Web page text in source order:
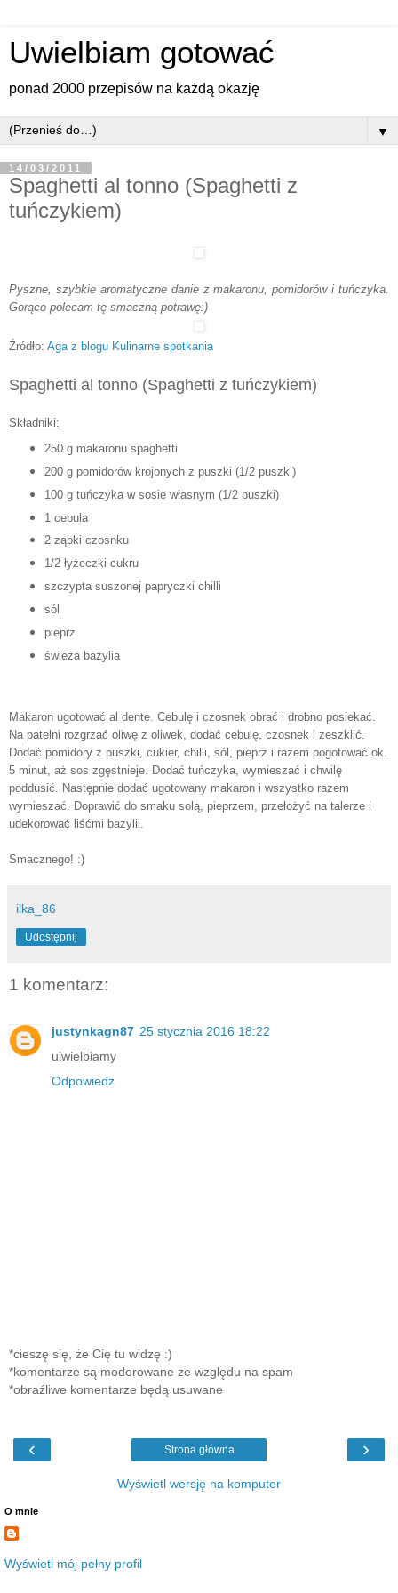
Uwielbiam gotować
ponad 2000 przepisów na każdą okazję
▼
14/03/2011
Spaghetti al tonno (Spaghetti z
tuńczykiem)
Pyszne, szybkie aromatyczne danie z makaronu, pomidorów i tuńczyka.
Gorąco polecam tę smaczną potrawę:)
Źródło: Aga z blogu Kulinarne spotkania
Spaghetti al tonno (Spaghetti z tuńczykiem)
Składniki:
250 g makaronu spaghetti
200 g pomidorów krojonych z puszki (1/2 puszki)
100 g tuńczyka w sosie własnym (1/2 puszki)
1 cebula
2 ząbki czosnku
1/2 łyżeczki cukru
szczypta suszonej papryczki chilli
sól
pieprz
świeża bazylia
Makaron ugotować al dente. Cebulę i czosnek obrać i drobno posiekać.
Na patelni rozgrzać oliwę z oliwek, dodać cebulę, czosnek i zeszklić.
Dodać pomidory z puszki, cukier, chilli, sól, pieprz i razem pogotować ok.
5 minut, aż sos zgęstnieje. Dodać tuńczyka, wymieszać i chwilę
poddusić. Następnie dodać ugotowany makaron i wszystko razem
wymieszać. Doprawić do smaku solą, pieprzem, przełożyć na talerze i
udekorować liśćmi bazylii.
Smacznego! :)
ilka_86
Udostępnij
1 komentarz:
justynkagn87 25 stycznia 2016 18:22
ulwielbiamy
Odpowiedz
*cieszę się, że Cię tu widzę :)
*komentarze są moderowane ze względu na spam
*obraźliwe komentarze będą usuwane
‹ ›
Strona główna
Wyświetl wersję na komputer
O mnie
Wyświetl mój pełny profil